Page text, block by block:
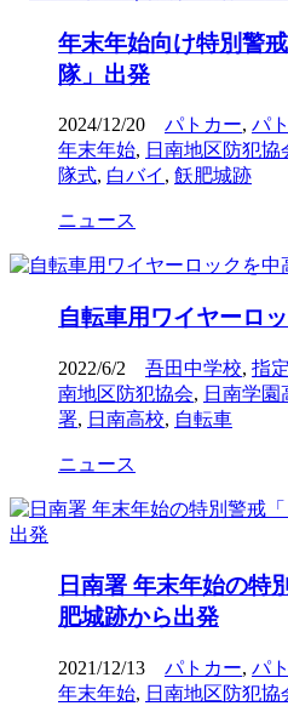
年末年始向け特別警
隊」出発
2024/12/20 パトカー, パ
年末年始, 日南地区防犯協
隊式, 白バイ , 飫肥城跡
ニュース
自転車用ワイヤーロ
2022/6/2 吾田中学校, 指
南地区防犯協会, 日南学園
署, 日南高校, 自転車
ニュース
日南署 年末年始の特
肥城跡から出発
2021/12/13 パトカー, パ
年末年始, 日南地区防犯協